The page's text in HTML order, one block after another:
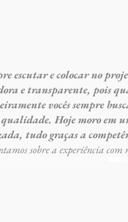
escutar e colocar no
e transparente, pois
vocês sempre
Hoje moro em
tudo graças a
sobre a experiência com